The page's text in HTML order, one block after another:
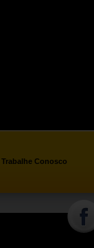
Trabalhe Conosco